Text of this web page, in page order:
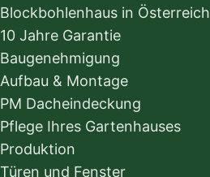
Blockbohlenhaus in Österreich
10 Jahre Garantie
Baugenehmigung
Aufbau & Montage
PM Dacheindeckung
Pflege Ihres Gartenhauses
Produktion
Türen und Fenster